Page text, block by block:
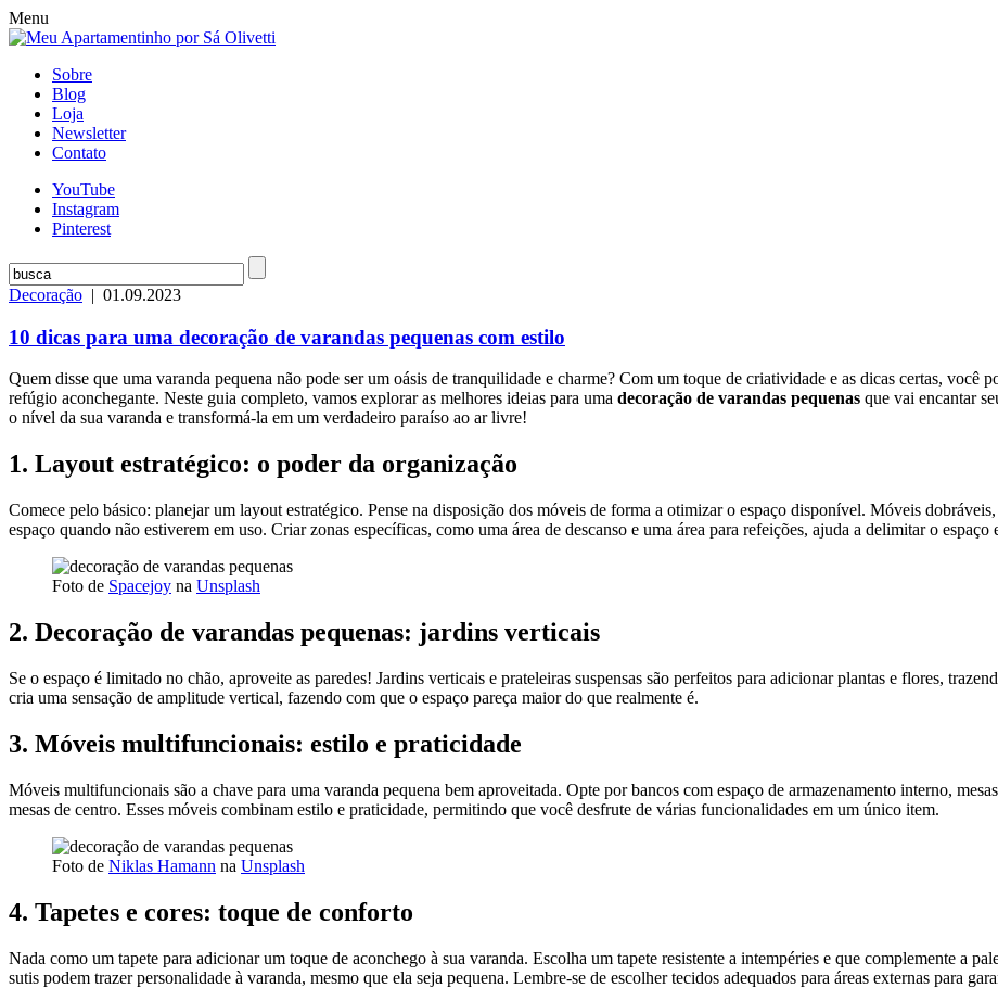
Menu
Sobre
Blog
Loja
Newsletter
Contato
YouTube
Instagram
Pinterest
Decoração | 01.09.2023
10 dicas para uma decoração de varandas pequenas com estilo
Quem disse que uma varanda pequena não pode ser um oásis de tranquilidade e charme? Com um toque de criatividade e as dicas certas, você
refúgio aconchegante. Neste guia completo, vamos explorar as melhores ideias para uma decoração de varandas pequenas que vai encantar
o nível da sua varanda e transformá-la em um verdadeiro paraíso ao ar livre!
1. Layout estratégico: o poder da organização
Comece pelo básico: planejar um layout estratégico. Pense na disposição dos móveis de forma a otimizar o espaço disponível. Móveis
espaço quando não estiverem em uso. Criar zonas específicas, como uma área de descanso e uma área para refeições, ajuda a delimitar o
Foto de Spacejoy na Unsplash
2. Decoração de varandas pequenas: jardins verticais
Se o espaço é limitado no chão, aproveite as paredes! Jardins verticais e prateleiras suspensas são perfeitos para adicionar plantas e flores,
cria uma sensação de amplitude vertical, fazendo com que o espaço pareça maior do que realmente é.
3. Móveis multifuncionais: estilo e praticidade
Móveis multifuncionais são a chave para uma varanda pequena bem aproveitada. Opte por bancos com espaço de armazenamento interno,
mesas de centro. Esses móveis combinam estilo e praticidade, permitindo que você desfrute de várias funcionalidades em um único item.
Foto de Niklas Hamann na Unsplash
4. Tapetes e cores: toque de conforto
Nada como um tapete para adicionar um toque de aconchego à sua varanda. Escolha um tapete resistente a intempéries e que complemente a
sutis podem trazer personalidade à varanda, mesmo que ela seja pequena. Lembre-se de escolher tecidos adequados para áreas externas para